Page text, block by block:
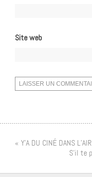
Site web
« Y’A DU CINÉ DANS
S’il te